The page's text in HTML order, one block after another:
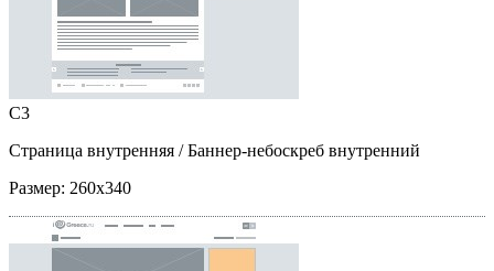
C3
Страница внутренняя / Баннер-небоскреб внутренний
Размер: 260x340